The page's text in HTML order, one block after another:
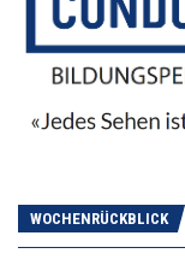
WOCHENRÜCKBLICK